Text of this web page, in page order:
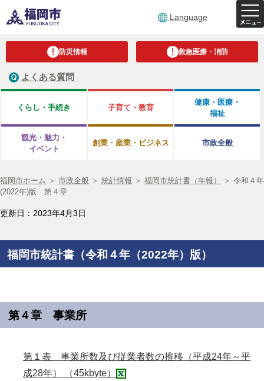
Language
防災情報 救急医療・消防
よくある質問
くらし・手続き 子育て・教育
健康・医療・
福祉
観光・魅力・
イベント
創業・産業・ビジネス 市政全般
福岡市ホーム ＞ 市政全般 ＞ 統計情報 ＞ 福岡市統計書（年報） ＞ 令和４年
(2022年)版 第４章
更新日：2023年4月3日
福岡市統計書（令和４年（2022年）版）
第４章 事業所
第１表 事業所数及び従業者数の推移（平成24年～平
成28年） （45kbyte）